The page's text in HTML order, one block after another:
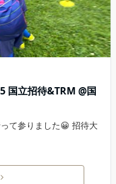
国立招待&TRМ @国
て参りました😀 招待大